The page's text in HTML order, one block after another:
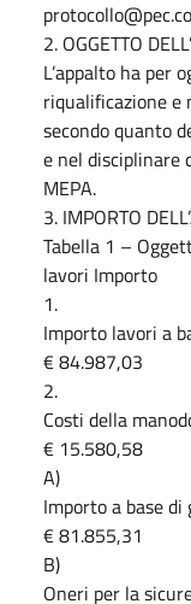
2. OGGETTO
L’appalto ha per
riqualificazione e
secondo quanto
e nel disciplinare
MEPA.
3. IMPORTO
Tabella 1 –
lavori Importo
1.
Importo lavori a
€ 84.987,03
2.
Costi della
€ 15.580,58
A)
Importo a base
€ 81.855,31
B)
Oneri per la